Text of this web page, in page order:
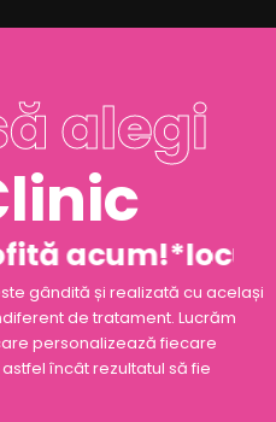
alegi
acum!
gândită și realizată cu același
de tratament. Lucrăm
personalizează fiecare
încât rezultatul să fie